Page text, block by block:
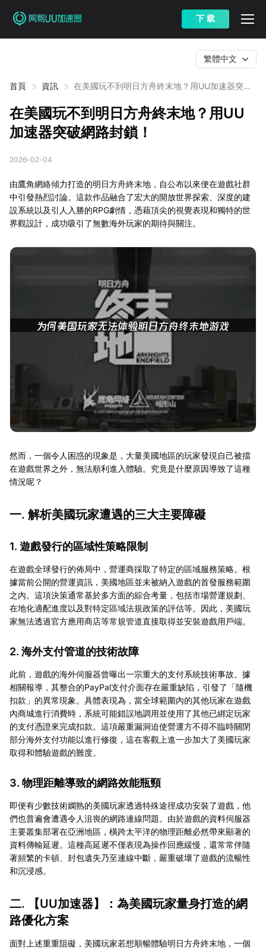
下 载
首頁 資訊
在美國玩不到明日方舟終末地？用UU加速器突破
繁體中文
在美國玩不到明日方舟終末地？用UU
加速器突破網路封鎖！
2026-02-04
由鷹角網絡傾力打造的明日方舟終末地，自公布以來便在遊戲社群
中引發熱烈討論。這款作品融合了宏大的開放世界探索、深度的建
設系統以及引人入勝的RPG劇情，憑藉頂尖的視覺表現和獨特的世
界觀設計，成功吸引了無數海外玩家的期待與關注。
然而，一個令人困惑的現象是，大量美國地區的玩家發現自己被擋
在遊戲世界之外，無法順利進入體驗。究竟是什麼原因導致了這種
情況呢？
一. 解析美國玩家遭遇的三大主要障礙
1. 遊戲發行的區域性策略限制
在遊戲全球發行的佈局中，營運商採取了特定的區域服務策略。根
據當前公開的營運資訊，美國地區並未被納入遊戲的首發服務範圍
之內。這項決策通常基於多方面的綜合考量，包括市場營運規劃、
在地化適配進度以及對特定區域法規政策的評估等。因此，美國玩
家無法透過官方應用商店等常規管道直接取得並安裝遊戲用戶端。
2. 海外支付管道的技術故障
此前，遊戲的海外伺服器曾曝出一宗重大的支付系統技術事故。據
相關報導，其整合的PayPal支付介面存在嚴重缺陷，引發了「隨機
扣款」的異常現象。具體表現為，當全球範圍內的其他玩家在遊戲
內商城進行消費時，系統可能錯誤地調用並使用了其他已綁定玩家
的支付憑證來完成扣款。這項嚴重漏洞迫使營運方不得不臨時關閉
部分海外支付功能以進行修復，這在客觀上進一步加大了美國玩家
取得和體驗遊戲的難度。
3. 物理距離導致的網路效能瓶頸
即便有少數技術嫻熟的美國玩家透過特殊途徑成功安裝了遊戲，他
們也普遍會遭遇令人沮喪的網路連線問題。由於遊戲的資料伺服器
主要叢集部署在亞洲地區，橫跨太平洋的物理距離必然帶來顯著的
資料傳輸延遲。這種高延遲不僅表現為操作回應緩慢，還常常伴隨
著頻繁的卡頓、封包遺失乃至連線中斷，嚴重破壞了遊戲的流暢性
和沉浸感。
二. 【UU加速器】：為美國玩家量身打造的網
路優化方案
面對上述重重阻礙，美國玩家若想順暢體驗明日方舟終末地，一個